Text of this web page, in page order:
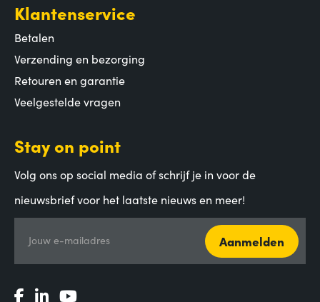
Klantenservice
Betalen
Verzending en bezorging
Retouren en garantie
Veelgestelde vragen
Stay on point
Volg ons op social media of schrijf je in voor de
nieuwsbrief voor het laatste nieuws en meer!
Jouw e-mailadres Aanmelden